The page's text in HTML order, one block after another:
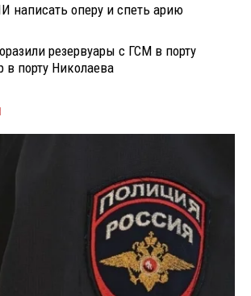
написать оперу и спеть арию
резервуары с ГСМ в порту
порту Николаева